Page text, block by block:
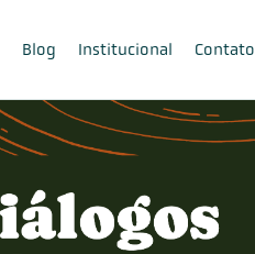
Blog Institucional Contato